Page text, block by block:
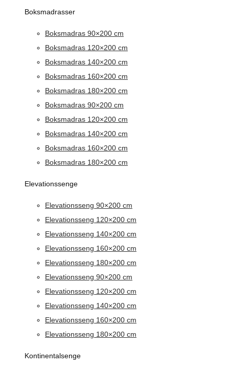
Boksmadrasser
Boksmadras 90×200 cm
Boksmadras 120×200 cm
Boksmadras 140×200 cm
Boksmadras 160×200 cm
Boksmadras 180×200 cm
Boksmadras 90×200 cm
Boksmadras 120×200 cm
Boksmadras 140×200 cm
Boksmadras 160×200 cm
Boksmadras 180×200 cm
Elevationssenge
Elevationsseng 90×200 cm
Elevationsseng 120×200 cm
Elevationsseng 140×200 cm
Elevationsseng 160×200 cm
Elevationsseng 180×200 cm
Elevationsseng 90×200 cm
Elevationsseng 120×200 cm
Elevationsseng 140×200 cm
Elevationsseng 160×200 cm
Elevationsseng 180×200 cm
Kontinentalsenge